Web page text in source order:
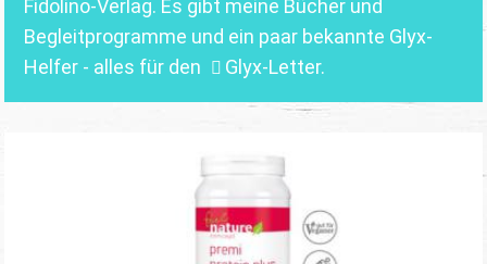
Fidolino-Verlag. Es gibt meine Bücher und
Begleitprogramme und ein paar bekannte Glyx-
Helfer - alles für den
Glyx-Letter.